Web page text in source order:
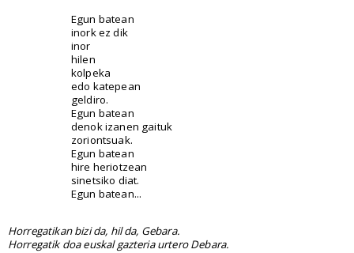
Egun batean
inork ez dik
inor
hilen
kolpeka
edo katepean
geldiro.
Egun batean
denok izanen gaituk
zoriontsuak.
Egun batean
hire heriotzean
sinetsiko diat.
Egun batean...
Horregatikan bizi da, hil da, Gebara.
Horregatik doa euskal gazteria urtero Debara.